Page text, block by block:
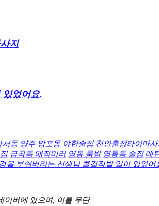
지
있었어요.
서동 양주 망포동 야한술집 천안출장타이마
금곡동 매직미러 영동 룸방 영통동 술집 매
을 부숴버리는 선생님 콜걸적발 일이 있었어
이버에 있으며, 이를 무단